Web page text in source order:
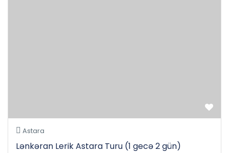
Astara
Lənkəran Lerik Astara Turu (1 gecə 2 gün)